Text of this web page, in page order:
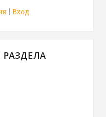
Вход
РАЗДЕЛА